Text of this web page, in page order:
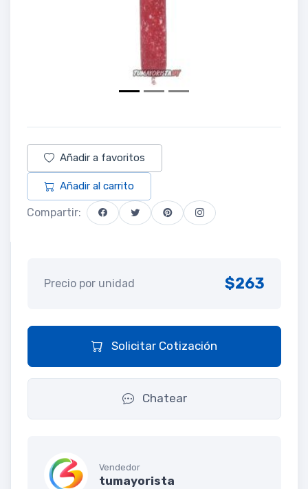
Añadir a favoritos
Añadir al carrito
Compartir:
Precio por unidad $263
Solicitar Cotización
Chatear
Vendedor
tumayorista